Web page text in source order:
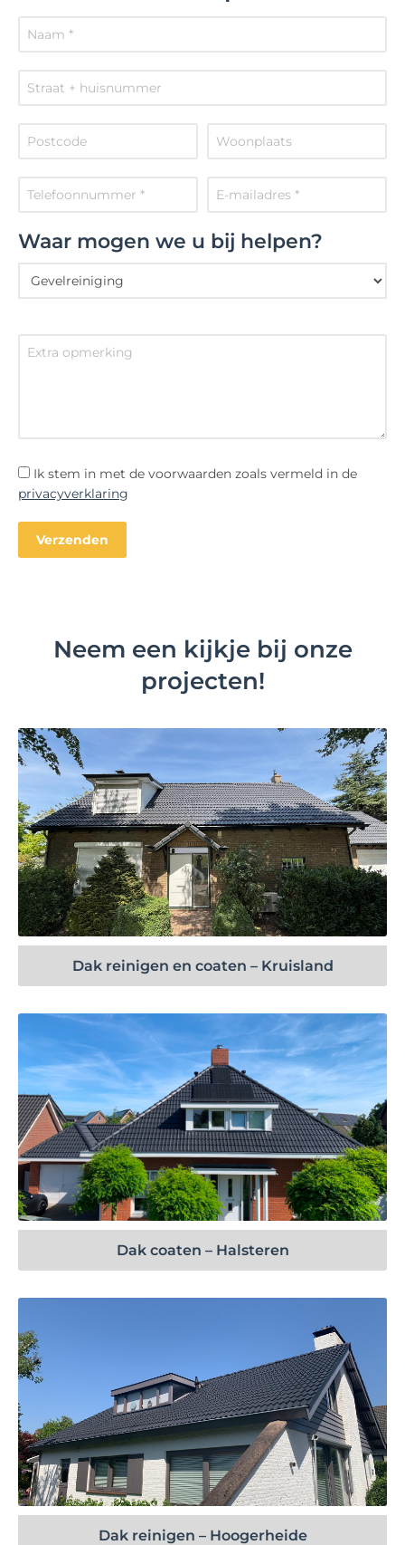
Waar mogen we u bij helpen?
Ik stem in met de voorwaarden zoals vermeld in de
privacyverklaring
Neem een kijkje bij onze
projecten!
Bekijk project
Dak reinigen en coaten – Kruisland
Bekijk project
Dak coaten – Halsteren
Bekijk project
Dak reinigen – Hoogerheide